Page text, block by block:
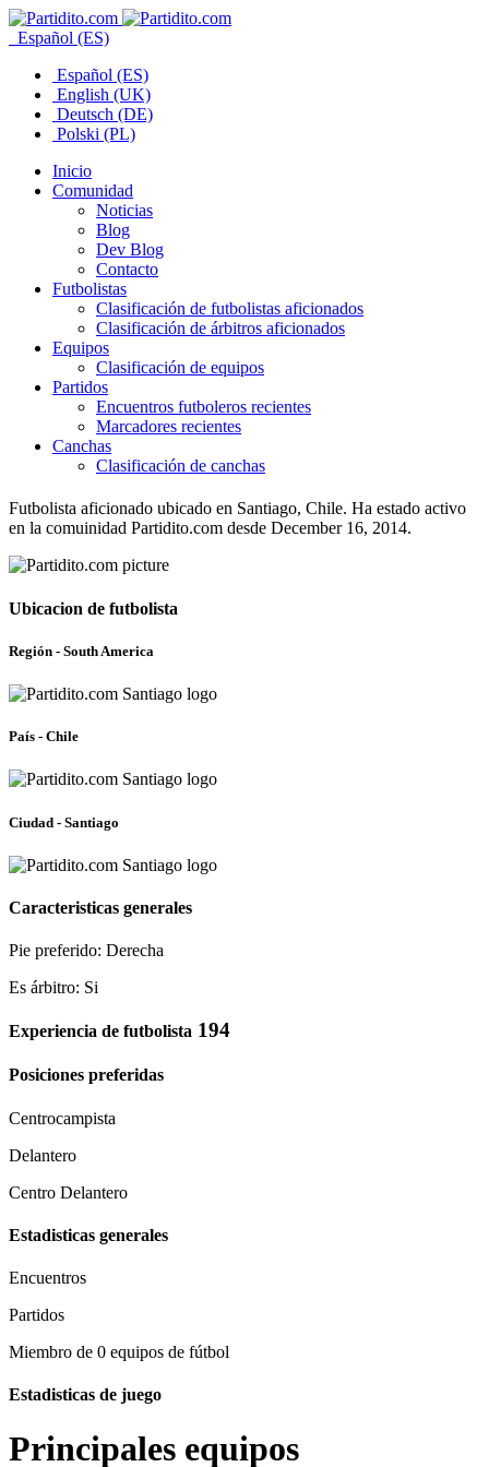
Español (ES)
Español (ES)
English (UK)
Deutsch (DE)
Polski (PL)
Inicio
Comunidad
Noticias
Blog
Dev Blog
Contacto
Futbolistas
Clasificación de futbolistas aficionados
Clasificación de árbitros aficionados
Equipos
Clasificación de equipos
Partidos
Encuentros futboleros recientes
Marcadores recientes
Canchas
Clasificación de canchas
Futbolista aficionado ubicado en Santiago, Chile. Ha estado activo
en la comuinidad Partidito.com desde December 16, 2014.
Ubicacion de futbolista
Región - South America
País - Chile
Ciudad - Santiago
Caracteristicas generales
Pie preferido: Derecha
Es árbitro: Si
Experiencia de futbolista 194
Posiciones preferidas
Centrocampista
Delantero
Centro Delantero
Estadisticas generales
Encuentros
Partidos
Miembro de 0 equipos de fútbol
Estadisticas de juego
Principales equipos